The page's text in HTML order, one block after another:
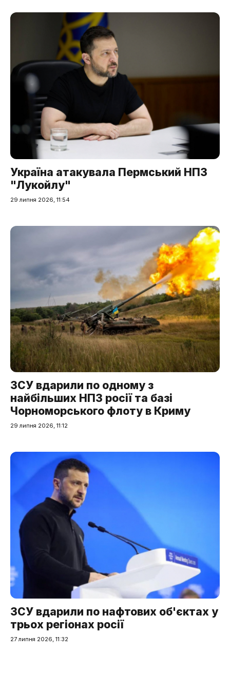
Україна атакувала Пермський НПЗ
"Лукойлу"
29 липня 2026, 11:54
ЗСУ вдарили по одному з
найбільших НПЗ росії та базі
Чорноморського флоту в Криму
29 липня 2026, 11:12
ЗСУ вдарили по нафтових об'єктах у
трьох регіонах росії
27 липня 2026, 11:32